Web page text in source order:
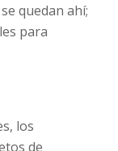
quedan ahí;
para
los
de